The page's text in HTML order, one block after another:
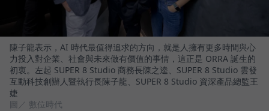
陳子龍表示，AI 時代最值得追求的方向，就是人擁有更多時間與心
力投入對企業、社會與未來做有價值的事情，這正是 ORRA 誕生的
初衷。左起 SUPER 8 Studio 商務長陳之逵、SUPER 8 Studio 雲發
互動科技創辦人暨執行長陳子龍、SUPER 8 Studio 資深產品總監王
婕
圖／ 數位時代